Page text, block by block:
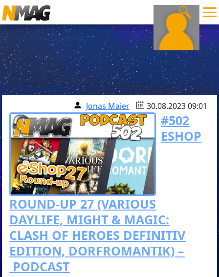
Jonas Maier 30.08.2023 09:01
#502
ESHOP
ROUND-UP 27 (VARIOUS
DAYLIFE, MIGHT & MAGIC:
CLASH OF HEROES DEFINITIV
EDITION, DORFROMANTIK) –
PODCAST